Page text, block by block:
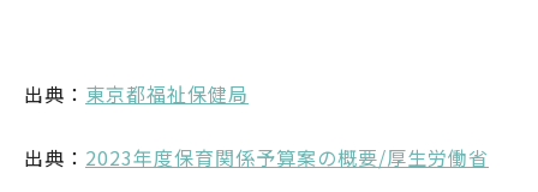
出典： 東京都福祉保健局
出典： 2023年度保育関係予算案の概要/厚生労働省